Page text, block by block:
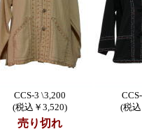
CCS-3 \3,200
(税込￥3,520)
(税
売り切れ